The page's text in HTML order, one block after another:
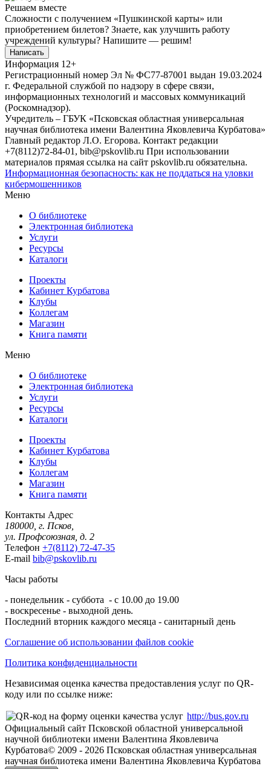
Решаем вместе
Сложности с получением «Пушкинской карты» или
приобретением билетов? Знаете, как улучшить работу
учреждений культуры? Напишите — решим!
Написать
Информация 12+
Регистрационный номер Эл № ФС77-87001 выдан 19.03.2024
г. Федеральной службой по надзору в сфере связи,
информационных технологий и массовых коммуникаций
(Роскомнадзор).
Учредитель – ГБУК «Псковская областная универсальная
научная библиотека имени Валентина Яковлевича Курбатова»
Главный редактор Л.О. Егорова. Контакт редакции
+7(8112)72-84-01, bib@pskovlib.ru При использовании
материалов прямая ссылка на сайт pskovlib.ru обязательна.
Информационная безопасность: как не поддаться на уловки
кибермошенников
Меню
О библиотеке
Электронная библиотека
Услуги
Ресурсы
Каталоги
Проекты
Кабинет Курбатова
Клубы
Коллегам
Магазин
Книга памяти
Меню
О библиотеке
Электронная библиотека
Услуги
Ресурсы
Каталоги
Проекты
Кабинет Курбатова
Клубы
Коллегам
Магазин
Книга памяти
Контакты Адрес
180000, г. Псков,
ул. Профсоюзная, д. 2
Телефон +7(8112) 72-47-35
E-mail bib@pskovlib.ru
Часы работы
- понедельник - суббота - с 10.00 до 19.00
- воскресенье - выходной день.
Последний вторник каждого месяца - санитарный день
Соглашение об использовании файлов cookie
Политика конфиденциальности
Независимая оценка качества предоставления услуг по QR-
коду или по ссылке ниже:
http://bus.gov.ru
Официальный сайт Псковской областной универсальной
научной библиотеки имени Валентина Яковлевича
Курбатова© 2009 - 2026 Псковская областная универсальная
научная библиотека имени Валентина Яковлевича Курбатова